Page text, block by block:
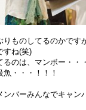
りものしてるのかです
すね(笑)
のは、マンボー・・
・・・！！！
ンバーみんなでキャン